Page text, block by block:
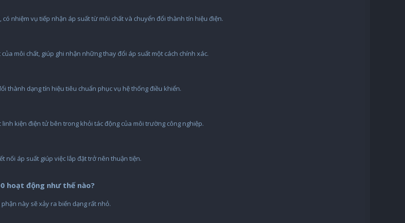
nhiệm vụ tiếp nhận áp suất từ môi chất và chuyển đổi thành tín hiệu điện.
môi chất, giúp ghi nhận những thay đổi áp suất một cách chính xác.
thành dạng tín hiệu tiêu chuẩn phục vụ hệ thống điều khiển.
linh kiện điện tử bên trong khỏi tác động của môi trường công nghiệp.
nối áp suất giúp việc lắp đặt trở nên thuận tiện.
hoạt động như thế nào?
này sẽ xảy ra biến dạng rất nhỏ.